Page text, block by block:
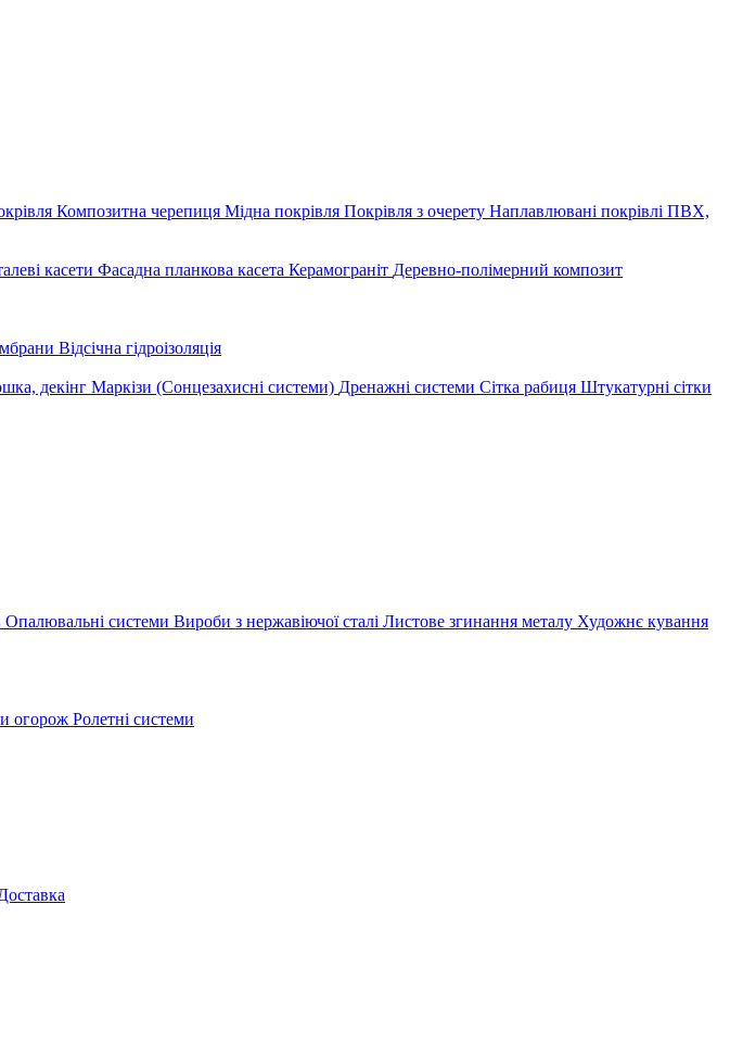
Композитна черепиця Мідна покрівля Покрівля з очерету Наплавлювані покрівлі ПВХ,
касети Фасадна планкова касета Керамограніт Деревно-полімерний композит
Відсічна гідроізоляція
декінг Маркізи (Сонцезахисні системи) Дренажні системи Сітка рабиця Штукатурні сітки
Опалювальні системи Вироби з нержавіючої сталі Листове згинання металу Художнє кування
огорож Ролетні системи